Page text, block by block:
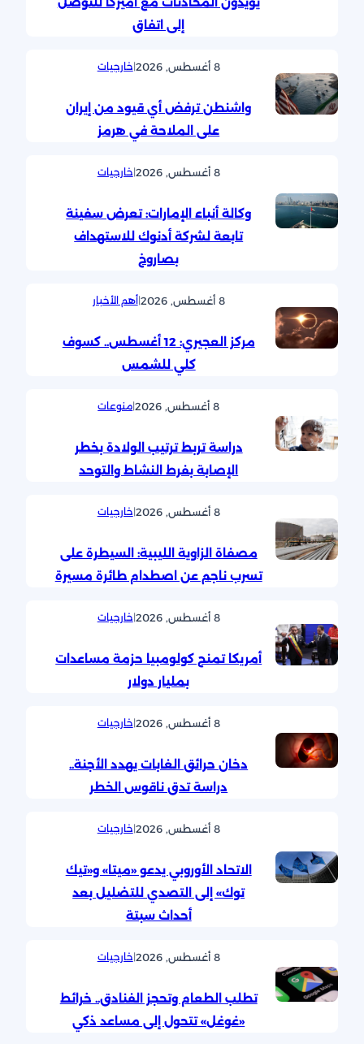
إلى اتفاق
8 أغسطس, 2026 |خارجيات
واشنطن ترفض أي قيود من إيران
على الملاحة في هرمز
8 أغسطس, 2026 |خارجيات
وكالة أنباء الإمارات: تعرض سفينة
تابعة لشركة أدنوك للاستهداف
بصاروخ
8 أغسطس, 2026 |أهم الأخبار
مركز العجيري: 12 أغسطس.. كسوف
كلي للشمس
8 أغسطس, 2026 |منوعات
دراسة تربط ترتيب الولادة بخطر
الإصابة بفرط النشاط والتوحد
8 أغسطس, 2026 |خارجيات
مصفاة الزاوية الليبية: السيطرة على
تسرب ناجم عن اصطدام طائرة مسيرة
8 أغسطس, 2026 |خارجيات
أمريكا تمنح كولومبيا حزمة مساعدات
بمليار دولار
8 أغسطس, 2026 |خارجيات
دخان حرائق الغابات يهدد الأجنة..
دراسة تدق ناقوس الخطر
8 أغسطس, 2026 |خارجيات
الاتحاد الأوروبي يدعو «ميتا» و«تيك
توك» إلى التصدي للتضليل بعد
أحداث سبتة
8 أغسطس, 2026 |خارجيات
تطلب الطعام وتحجز الفنادق.. خرائط
«غوغل» تتحول إلى مساعد ذكي